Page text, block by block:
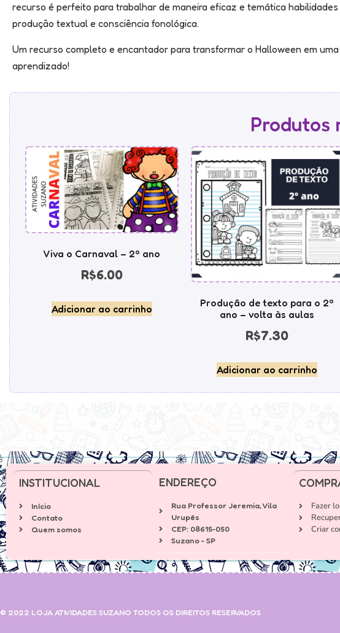
recurso é perfeito para trabalhar de maneira eficaz e temática
produção textual e consciência fonológica.
Um recurso completo e encantador para transformar o Halloween em
aprendizado!
Produtos
Viva o Carnaval – 2º ano
R$6.00
Adicionar ao carrinho
Produção de texto para o 2º
ano – volta às aulas
R$7.30
Adicionar ao carrinho
INSTITUCIONAL
Início
Contato
Quem somos
ENDEREÇO
Rua Professor Jeremia, Vila
Urupês
CEP: 08615-050
Suzano - SP
Fazer
Criar
© 2022 LOJA ATIVIDADES SUZANO TODOS OS DIREITOS RESERVADOS